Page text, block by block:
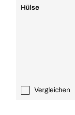
Hülse
Vergleichen